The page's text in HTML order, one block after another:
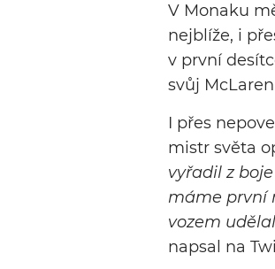
V Monaku
nejblíže, i
v první
svůj
I přes
mistr světa
vyřadil z
máme první
vozem
napsal na